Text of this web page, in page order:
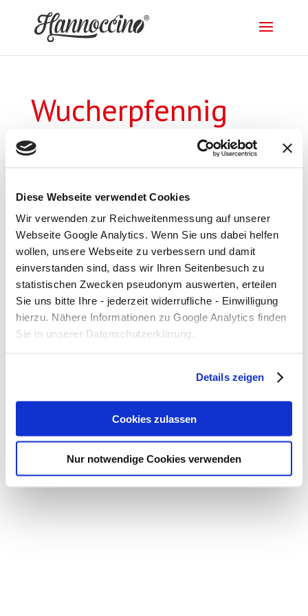
Diese Webseite verwendet Cookies
Wir verwenden zur Reichweitenmessung auf unserer
Webseite Google Analytics. Wenn Sie uns dabei helfen
wollen, unsere Webseite zu verbessern und damit
einverstanden sind, dass wir Ihren Seitenbesuch zu
statistischen Zwecken pseudonym auswerten, erteilen
Sie uns bitte Ihre - jederzeit widerrufliche - Einwilligung
hierzu. Nähere Informationen zu Google Analytics finden
Sie in unserer Datenschutzerklärung.
Details zeigen
Cookies zulassen
Nur notwendige Cookies verwenden
Wucherpfennig
GmbH
Datenschutz